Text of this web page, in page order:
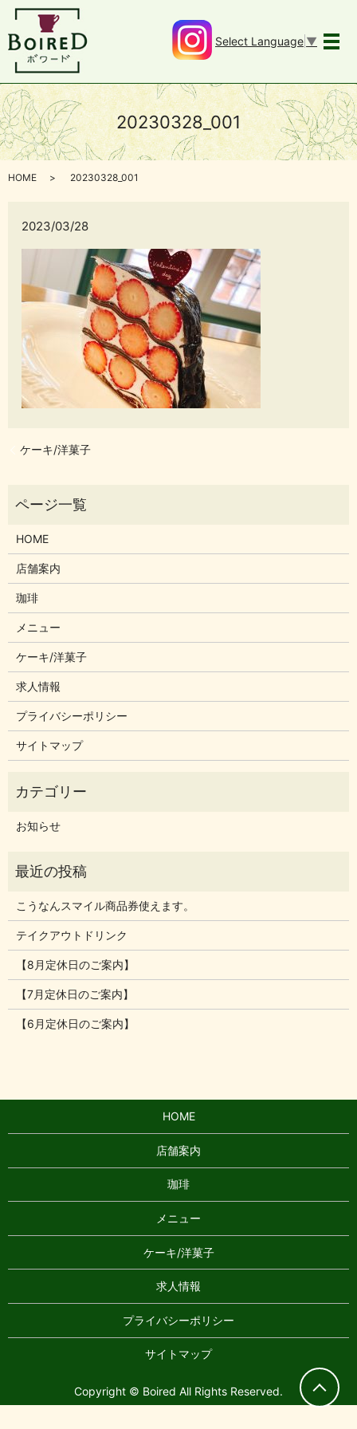
メ
Select Language ▼
20230328_001
HOME 20230328_001
2023/03/28
ケーキ/洋菓子
HOME
店舗案内
珈琲
メニュー
ケーキ/洋菓子
求人情報
プライバシーポリシー
サイトマップ
お知らせ
こうなんスマイル商品券使えます。
テイクアウトドリンク
【8月定休日のご案内】
【7月定休日のご案内】
【6月定休日のご案内】
HOME
店舗案内
珈琲
メニュー
ケーキ/洋菓子
求人情報
プライバシーポリシー
サイトマップ
Copyright © Boired All Rights Reserved.